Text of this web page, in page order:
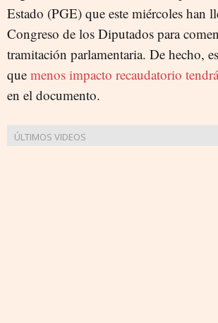
Estado (PGE) que este miércoles han
Congreso de los Diputados para
tramitación parlamentaria. De hecho,
que menos impacto recaudatorio tendrá
en el documento.